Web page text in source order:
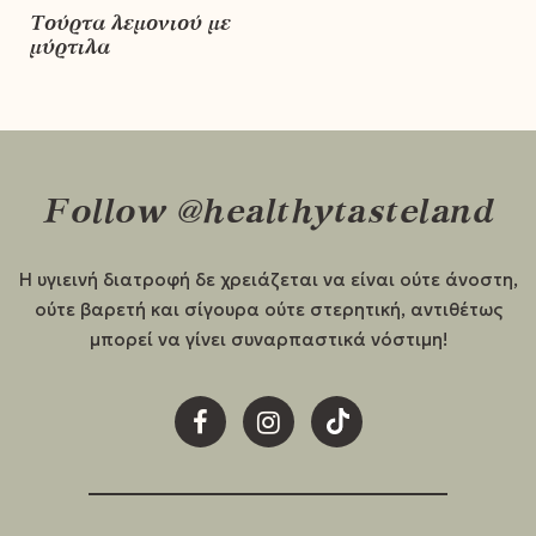
Τούρτα λεμονιού με
μύρτιλα
Follow @healthytasteland
Η υγιεινή διατροφή δε χρειάζεται να είναι ούτε άνοστη,
ούτε βαρετή και σίγουρα ούτε στερητική, αντιθέτως
μπορεί να γίνει συναρπαστικά νόστιμη!